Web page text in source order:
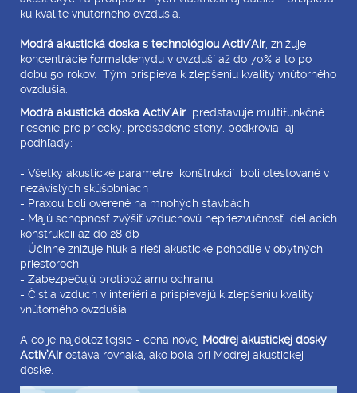
ku kvalite vnútorného ovzdušia.
Modrá akustická doska s technológiou Activ´Air, znižuje
koncentrácie formaldehydu v ovzduší až do 70% a to po
dobu 50 rokov. Tým prispieva k zlepšeniu kvality vnútorného
ovzdušia.
Modrá akustická doska Activ´Airpredstavuje multifunkčné
riešenie pre priečky, predsadené steny, podkrovia aj
podhľady:
- Všetky akustické parametre konštrukcií boli otestované v
nezávislých skúšobniach
- Praxou boli overené na mnohých stavbách
- Majú schopnosť zvýšiť vzduchovú nepriezvučnosť deliacich
konštrukcií až do 28 db
- Účinne znižuje hluk a rieši akustické pohodlie v obytných
priestoroch
- Zabezpečujú protipožiarnu ochranu
- Čistia vzduch v interiéri a prispievajú k zlepšeniu kvality
vnútorného ovzdušia
A čo je najdôležitejšie - cena novej Modrej akustickej dosky
Activ’Airostáva rovnaká, ako bola pri Modrej akustickej
doske.